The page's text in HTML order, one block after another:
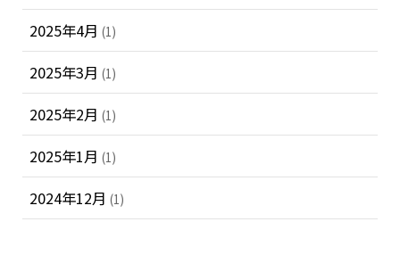
2025年4月 (1)
2025年3月 (1)
2025年2月 (1)
2025年1月 (1)
2024年12月 (1)